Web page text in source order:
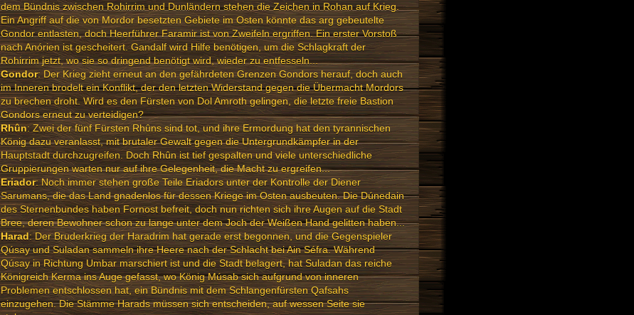
dem Bündnis zwischen Rohirrim und Dunländern stehen die Zeichen in Rohan auf Krieg.
Ein Angriff auf die von Mordor besetzten Gebiete im Osten könnte das arg gebeutelte
Gondor entlasten, doch Heerführer Faramir ist von Zweifeln ergriffen. Ein erster Vorstoß
nach Anórien ist gescheitert. Gandalf wird Hilfe benötigen, um die Schlagkraft der
Rohirrim jetzt, wo sie so dringend benötigt wird, wieder zu entfesseln...
Gondor: Der Krieg zieht erneut an den gefährdeten Grenzen Gondors herauf, doch auch
im Inneren brodelt ein Konflikt, der den letzten Widerstand gegen die Übermacht Mordors
zu brechen droht. Wird es den Fürsten von Dol Amroth gelingen, die letzte freie Bastion
Gondors erneut zu verteidigen?
Rhûn: Zwei der fünf Fürsten Rhûns sind tot, und ihre Ermordung hat den tyrannischen
König dazu veranlasst, mit brutaler Gewalt gegen die Untergrundkämpfer in der
Hauptstadt durchzugreifen. Doch Rhûn ist tief gespalten und viele unterschiedliche
Gruppierungen warten nur auf ihre Gelegenheit, die Macht zu ergreifen...
Eriador: Noch immer stehen große Teile Eriadors unter der Kontrolle der Diener
Sarumans, die das Land gnadenlos für dessen Kriege im Osten ausbeuten. Die Dúnedain
des Sternenbundes haben Fornost befreit, doch nun richten sich ihre Augen auf die Stadt
Bree, deren Bewohner schon zu lange unter dem Joch der Weißen Hand gelitten haben...
Harad: Der Bruderkrieg der Haradrim hat gerade erst begonnen, und die Gegenspieler
Qúsay und Suladan sammeln ihre Heere nach der Schlacht bei Ain Séfra. Während
Qúsay in Richtung Umbar marschiert ist und die Stadt belagert, hat Suladan das reiche
Königreich Kerma ins Auge gefasst, wo König Músab sich aufgrund von inneren
Problemen entschlossen hat, ein Bündnis mit dem Schlangenfürsten Qafsahs
einzugehen. Die Stämme Harads müssen sich entscheiden, auf wessen Seite sie